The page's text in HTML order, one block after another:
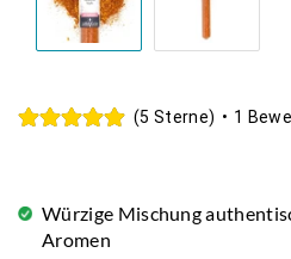
(5 Sterne) • 1
Würzige Mischung
Aromen